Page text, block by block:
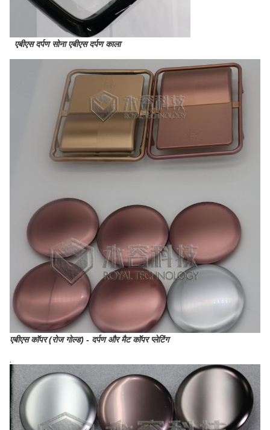
एबीएस दर्पण सोना एबीएस दर्पण काला
एबीएस कॉपर (रोज गोल्ड) - दर्पण और मैट कॉपर प्लेटिंग